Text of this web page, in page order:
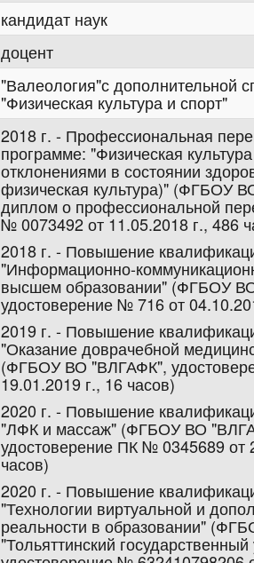
кандидат наук
доцент
"Валеология"с дополнительной
"Физическая культура и спорт"
2018 г. - Профессиональная
программе: "Физическая
отклонениями в состоянии
физическая культура)" (ФГБОУ
диплом о профессиональной
№ 0073492 от 11.05.2018 г., 486
2018 г. - Повышение
"Информационно-
высшем образовании" (ФГБОУ
удостоверение № 716 от
2019 г. - Повышение
"Оказание доврачебной
(ФГБОУ ВО "ВЛГАФК",
19.01.2019 г., 16 часов)
2020 г. - Повышение
"ЛФК и массаж" (ФГБОУ ВО
удостоверение ПК № 0345689 от
часов)
2020 г. - Повышение
"Технологии виртуальной и
реальности в образовании"
"Тольяттинский государственный